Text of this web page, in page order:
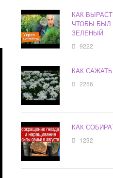
КАК
ЧТОБЫ
ЗЕЛЕНЫЙ
9222
КАК
2256
КАК
1232